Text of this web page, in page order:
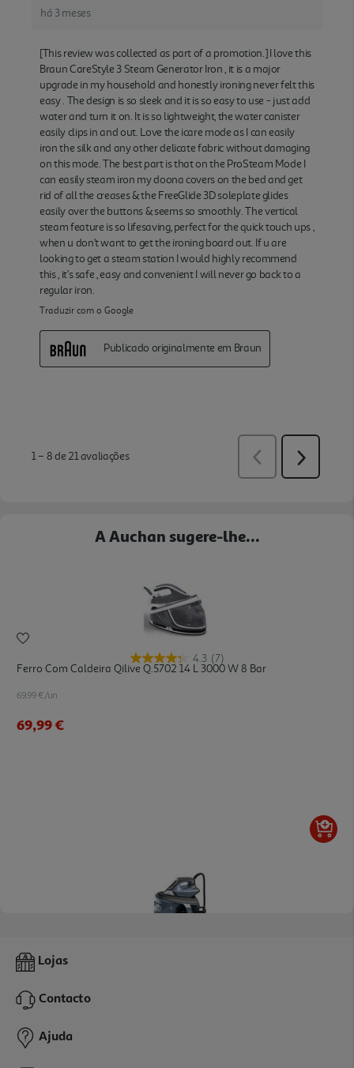
A Auchan sugere-lhe...
4.3 (7)
Ferro Com Caldeira Qilive Q.5702 14 L 3000 W 8 Bar
69.99 €/un
69,99 €
Ferro Com Caldeira Rowenta Force Pro 500 Vr9031f0 7.5 Bar
199,99 €
Lojas
Contacto
Ajuda